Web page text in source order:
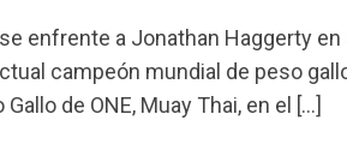
enfrente a Jonathan Haggerty en
campeón mundial de peso
de ONE, Muay Thai, en el […]